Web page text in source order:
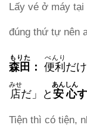
Lấy vé ở máy
đúng thứ tự nên
森田
もりた
： 便利
べんり
だけ
店
みせ
だ」と 安心
あんしん
Tiện thì có tiện,